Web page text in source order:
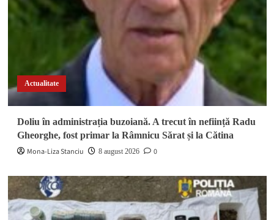
Actualitate
Doliu în administrația buzoiană. A trecut în neființă Radu
Gheorghe, fost primar la Râmnicu Sărat și la Cătina
Mona-Liza Stanciu
8 august 2026 0